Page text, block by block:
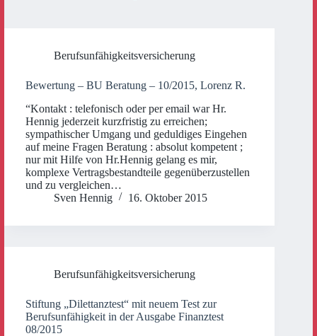
Berufsunfähigkeitsversicherung
Bewertung – BU Beratung – 10/2015, Lorenz R.
“Kontakt : telefonisch oder per email war Hr.
Hennig jederzeit kurzfristig zu erreichen;
sympathischer Umgang und geduldiges Eingehen
auf meine Fragen Beratung : absolut kompetent ;
nur mit Hilfe von Hr.Hennig gelang es mir,
komplexe Vertragsbestandteile gegenüberzustellen
und zu vergleichen…
Sven Hennig
16. Oktober 2015
Berufsunfähigkeitsversicherung
Stiftung „Dilettanztest“ mit neuem Test zur
Berufsunfähigkeit in der Ausgabe Finanztest
08/2015